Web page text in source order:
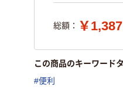
総額： ￥1,387
この商品のキーワード
#便利